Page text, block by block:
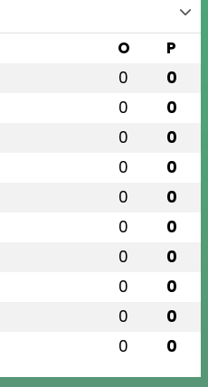
O P
0 0
0 0
0 0
0 0
0 0
0 0
0 0
0 0
0 0
0 0